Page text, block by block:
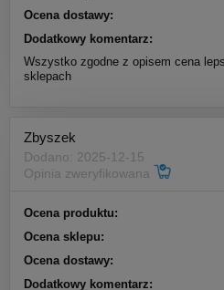
Ocena dostawy:
Dodatkowy komentarz:
Wszystko zgodne z opisem cena
sklepach
Zbyszek
Dodano: 2025-12-15
Opinia zweryfikowana
Ocena produktu:
Ocena sklepu:
Ocena dostawy:
Dodatkowy komentarz: